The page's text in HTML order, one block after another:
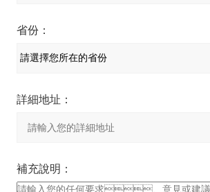
省份：
詳細地址：
補充說明：